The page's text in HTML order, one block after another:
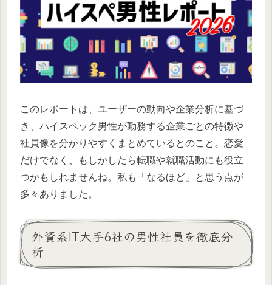
このレポートは、ユーザーの動向や企業分析に基づ
き、ハイスペック男性が勤務する企業ごとの特徴や
社員像を分かりやすくまとめているとのこと。恋愛
だけでなく、もしかしたら転職や就職活動にも役立
つかもしれませんね。私も「なるほど」と思う点が
多々ありました。
外資系IT大手6社の男性社員を徹底分
析